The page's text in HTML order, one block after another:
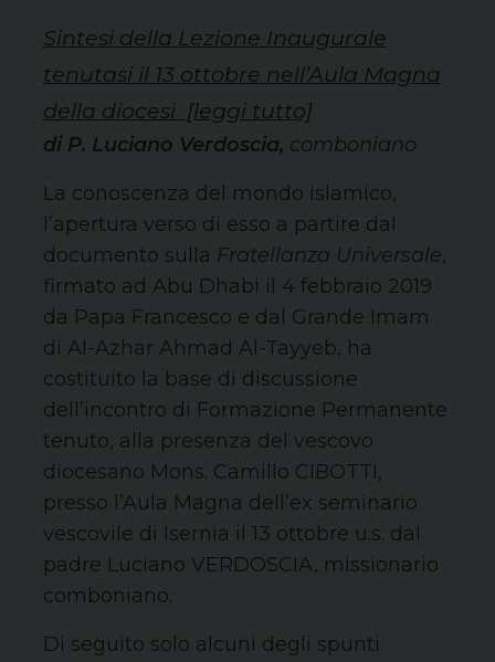
Sintesi della Lezione Inaugurale
tenutasi il 13 ottobre nell’Aula Magna
della diocesi [leggi tutto]
di P. Luciano Verdoscia, comboniano
La conoscenza del mondo islamico,
l’apertura verso di esso a partire dal
documento sulla Fratellanza Universale,
firmato ad Abu Dhabi il 4 febbraio 2019
da Papa Francesco e dal Grande Imam
di Al-Azhar Ahmad Al-Tayyeb, ha
costituito la base di discussione
dell’incontro di Formazione Permanente
tenuto, alla presenza del vescovo
diocesano Mons. Camillo CIBOTTI,
presso l’Aula Magna dell’ex seminario
vescovile di Isernia il 13 ottobre u.s. dal
padre Luciano VERDOSCIA, missionario
comboniano.
Di seguito solo alcuni degli spunti